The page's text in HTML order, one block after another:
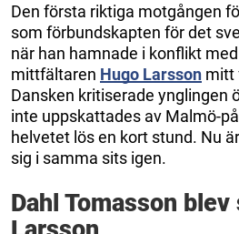
Den första riktiga motgången
som förbundskapten för det
när han hamnade i konflikt
mittfältaren Hugo Larsson mitt
Dansken kritiserade ynglingen
inte uppskattades av Malmö-
helvetet lös en kort stund. Nu
sig i samma sits igen.
Dahl Tomasson